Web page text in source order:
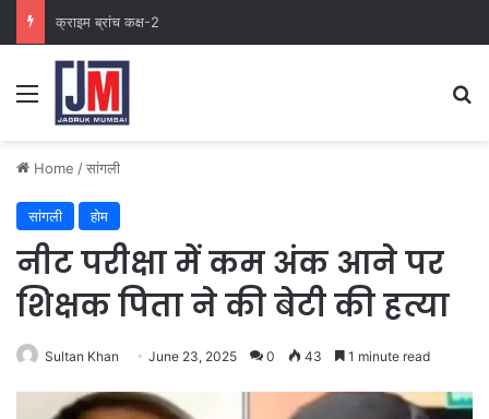
क्राइम ब्रांच कक्ष-2
Home /सांगली
सांगली होम
नीट परीक्षा में कम अंक आने पर
शिक्षक पिता ने की बेटी की हत्या
Sultan Khan June 23, 2025 0 43 1 minute read